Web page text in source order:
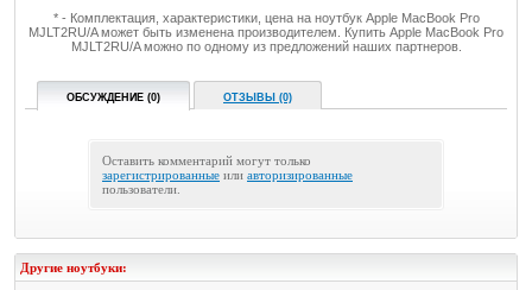
* - Комплектация, характеристики, цена на ноутбук Apple MacBook Pro
MJLT2RU/A может быть изменена производителем. Купить Apple MacBook Pro
MJLT2RU/A можно по одному из предложений наших партнеров.
ОБСУЖДЕНИЕ (0) ОТЗЫВЫ (0)
Оставить комментарий могут только
зарегистрированные или авторизированные
пользователи.
Другие ноутбуки: